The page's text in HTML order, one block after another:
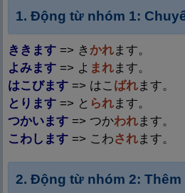
1. Động từ nhóm 1:
ききます => きかれます。
よみます => よ まれます。
はこびます => はこ ばれます。
とります => と られます。
つかいます => つかわれます。
こわします => こわされます。
2. Động từ nhóm 2: Thêm